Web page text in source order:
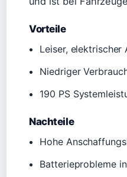
Vorteile
Leiser,
Niedriger
190 PS
Nachteile
Hohe
Batterieprobleme